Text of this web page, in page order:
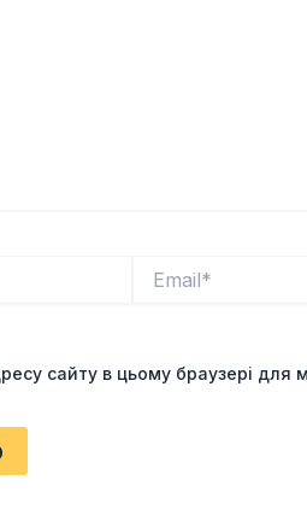
сайту в цьому браузері для